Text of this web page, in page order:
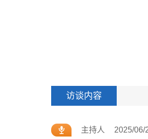
访谈内容
主持人 2025/06/